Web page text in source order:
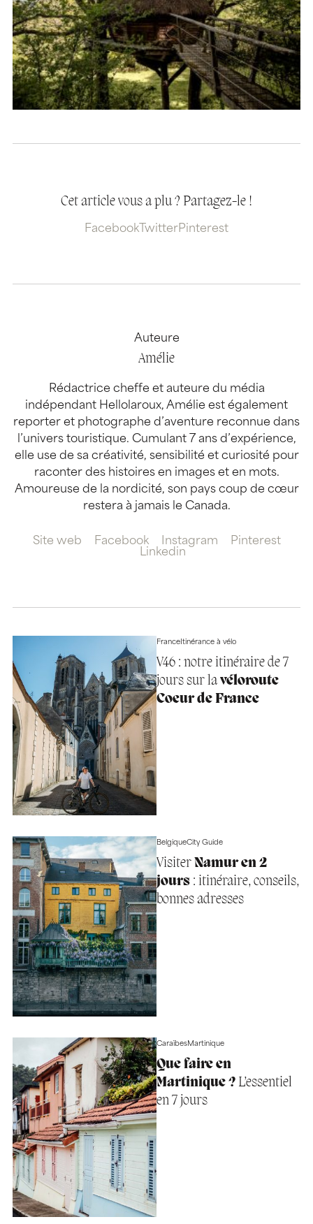
Cet article vous a plu ? Partagez-le !
Facebook TwitterPinterest
Auteure
Amélie
Rédactrice cheffe et auteure du média
indépendant Hellolaroux, Amélie est également
reporter et photographe d’aventure reconnue dans
l’univers touristique. Cumulant 7 ans d’expérience,
elle use de sa créativité, sensibilité et curiosité pour
raconter des histoires en images et en mots.
Amoureuse de la nordicité, son pays coup de cœur
restera à jamais le Canada.
Site web Facebook Instagram
Pinterest
Linkedin
FranceItinérance à vélo
V46 : notre itinéraire de 7
jours sur lavéloroute
Coeur de France
BelgiqueCity Guide
Visiter Namur en 2
jours: itinéraire, conseils,
bonnes adresses
CaraïbesMartinique
Que faire en
Martinique ?L’essentiel
en 7 jours